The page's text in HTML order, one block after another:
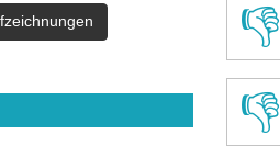
👎
👎